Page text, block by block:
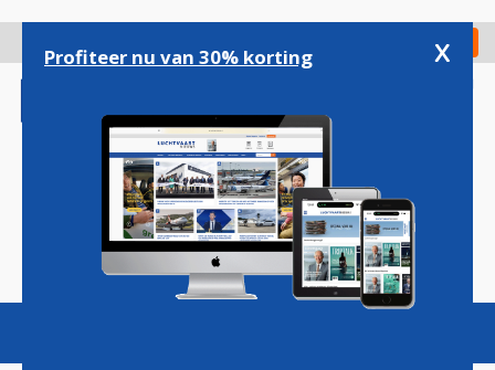
gaan
Check in
Magazine Podcasts Vacatures
Profiteer nu van 30% korting x